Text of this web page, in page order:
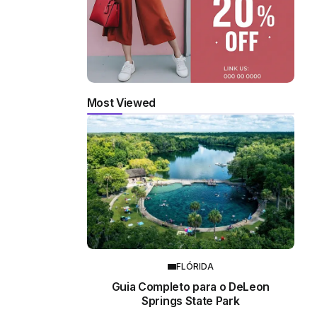
Most Viewed
FLÓRIDA
Guia Completo para o DeLeon
Springs State Park